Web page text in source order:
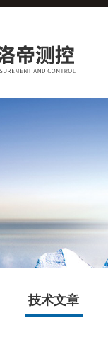
技术文章